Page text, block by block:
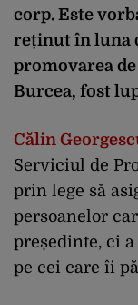
corp. Este
reținut în luna
promovarea
Burcea, fost
Călin
Serviciul de
prin lege să
persoanelor
președinte, ci
pe cei care îi